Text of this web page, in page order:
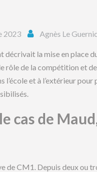
2023 Agnès Le Guernic
décrivait la mise en place
rôle de la compétition et
l’école et à l’extérieur
cas de
de CM1. Depuis deux ou